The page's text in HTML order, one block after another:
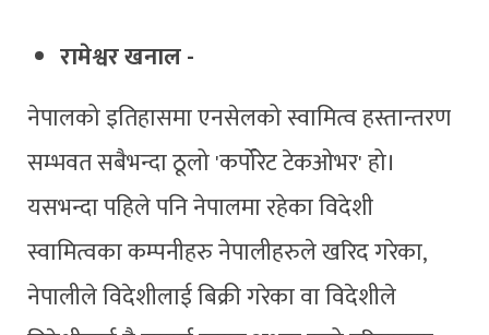
रामेश्वर खनाल -
नेपालको इतिहासमा एनसेलको स्वामित्व हस्तान्तरण
सम्भवत सबैभन्दा ठूलो 'कर्पोरेट टेकओभर' हो।
यसभन्दा पहिले पनि नेपालमा रहेका विदेशी
स्वामित्वका कम्पनीहरु नेपालीहरुले खरिद गरेका,
नेपालीले विदेशीलाई बिक्री गरेका वा विदेशीले